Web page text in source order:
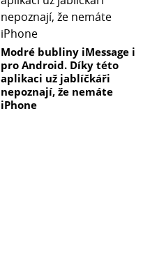
Modré bubliny iMessage i
pro Android. Díky této
aplikaci už jablíčkáři
nepoznají, že nemáte
iPhone